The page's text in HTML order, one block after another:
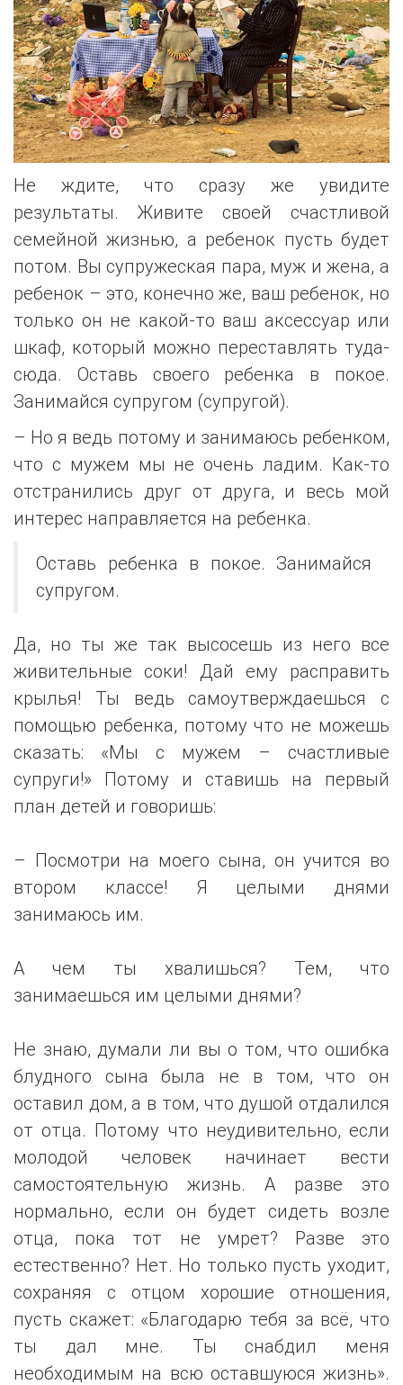
Не ждите, что сразу же увидите
результаты. Живите своей счастливой
семейной жизнью, а ребенок пусть будет
потом. Вы супружеская пара, муж и жена, а
ребенок – это, конечно же, ваш ребенок, но
только он не какой-то ваш аксессуар или
шкаф, который можно переставлять туда-
сюда. Оставь своего ребенка в покое.
Занимайся супругом (супругой).
– Но я ведь потому и занимаюсь ребенком,
что с мужем мы не очень ладим. Как-то
отстранились друг от друга, и весь мой
интерес направляется на ребенка.
Оставь ребенка в покое. Занимайся
супругом.
Да, но ты же так высосешь из него все
живительные соки! Дай ему расправить
крылья! Ты ведь самоутверждаешься с
помощью ребенка, потому что не можешь
сказать: «Мы с мужем – счастливые
супруги!» Потому и ставишь на первый
план детей и говоришь:
– Посмотри на моего сына, он учится во
втором классе! Я целыми днями
занимаюсь им.
А чем ты хвалишься? Тем, что
занимаешься им целыми днями?
Не знаю, думали ли вы о том, что ошибка
блудного сына была не в том, что он
оставил дом, а в том, что душой отдалился
от отца. Потому что неудивительно, если
молодой человек начинает вести
самостоятельную жизнь. А разве это
нормально, если он будет сидеть возле
отца, пока тот не умрет? Разве это
естественно? Нет. Но только пусть уходит,
сохраняя с отцом хорошие отношения,
пусть скажет: «Благодарю тебя за всё, что
ты дал мне. Ты снабдил меня
необходимым на всю оставшуюся жизнь».